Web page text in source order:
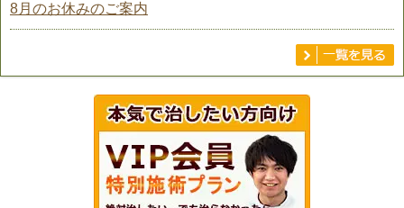
8月のお休みのご案内